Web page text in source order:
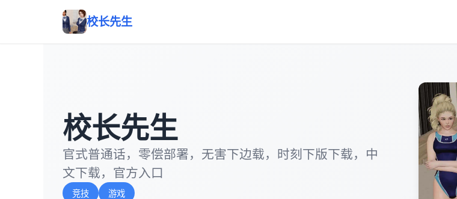
校长先生
校长先生
官式普通话，零偿部署，无害下边载，时刻下版下载，中
文下载，官方入口
竞技 游戏